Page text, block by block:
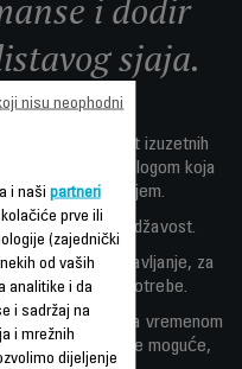
i dodir
sjaja.
za kosu je aparat izuzetnih
& Tourmaline oblogom koja
je prirodnim sjajem.
elektricitet i kovrdžavost.
i efikasno ispravljanje, za
svakodnevne potrebe.
zajedno sa vremenom
izgledate najbolje moguće,
i naši partneri
prve ili
(zajednički
od vaših
analitike i da
i sadržaj na
i mrežnih
dijeljenje
nisu neophodni